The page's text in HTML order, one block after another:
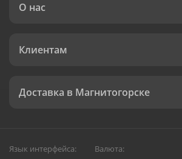
О нас
Клиентам
Доставка в Магнитогорске
Язык интерфейса: Валюта: